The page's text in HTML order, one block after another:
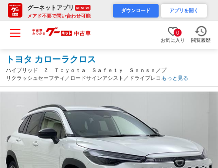
グーネットアプリ RENEW
メアド不要で問い合わせ可能
ダウンロード アプリを開く
0
お気に入り 閲覧履歴
トヨタ カローラクロス
ハイブリッド Ｚ Ｔｏｙｏｔａ Ｓａｆｅｔｙ Ｓｅｎｓｅ／プ
リクラッシュセーフティ／ロードサインアシスト／ドライブレコー
ダー／本革巻きステアリングホイール／純正１０．５インチディス
プレイオーディオ／スマートキーＸ２（茨城県）
もっと見る